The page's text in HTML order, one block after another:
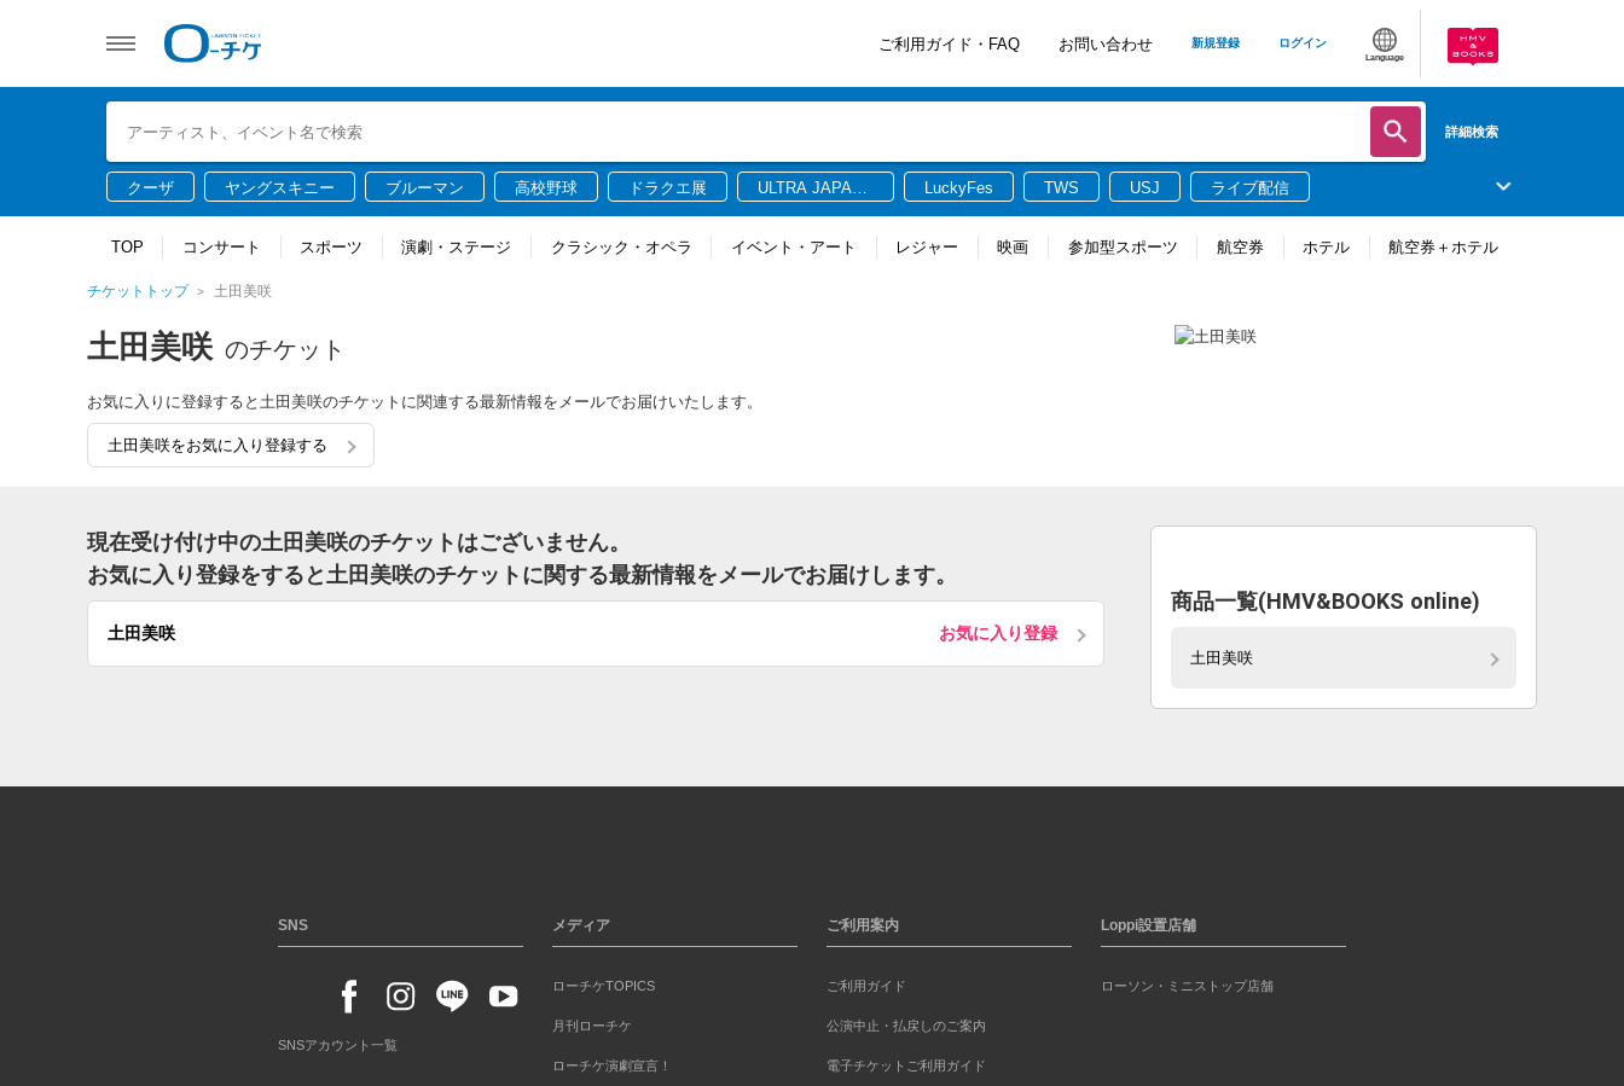
ご利用ガイド・FAQ お問い合わせ 新規登録 ログイン
Language
詳細検索
クーザ ヤングスキニー ブルーマン 高校野球 ドラクエ展
ULTRA JAPAN
LuckyFes TWS USJ ライブ配信
TOP コンサート スポーツ 演劇・ステージ クラシック・オペラ イベント・アート レジャー 映画 参加型スポーツ 航空券 ホテル 航空券＋ホテル
チケットトップ 土田美咲
土田美咲 のチケット
お気に入りに登録すると土田美咲のチケットに関連する最新情報をメールでお届けいたします。
土田美咲をお気に入り登録する
現在受け付け中の土田美咲のチケットはございません。
お気に入り登録をすると土田美咲のチケットに関する最新情報をメールでお届けします。
土田美咲 お気に入り登録
商品一覧(HMV&BOOKS online)
土田美咲
SNS
SNSアカウント一覧
メディア
ローチケTOPICS
月刊ローチケ
ローチケ演劇宣言！
ご利用案内
ご利用ガイド
公演中止・払戻しのご案内
電子チケットご利用ガイド
Loppi設置店舗
ローソン・ミニストップ店舗